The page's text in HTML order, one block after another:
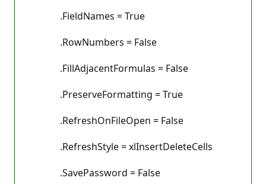
.FieldNames = True
.RowNumbers = False
.FillAdjacentFormulas = False
.PreserveFormatting = True
.RefreshOnFileOpen = False
.RefreshStyle = xlInsertDeleteCells
.SavePassword = False